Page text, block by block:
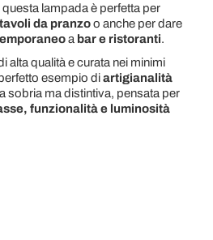
questa lampada è perfetta per
tavoli da pranzoo anche per dare
a bar e ristoranti.
alta qualità e curata nei minimi
esempio diartigianalità
sobria ma distintiva, pensata per
funzionalità e luminosità